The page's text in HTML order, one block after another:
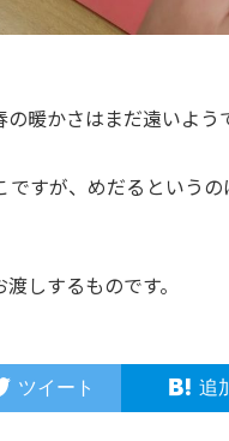
暖かさはまだ遠いよう
ですが、めだるという
しするものです。
ツイート 追